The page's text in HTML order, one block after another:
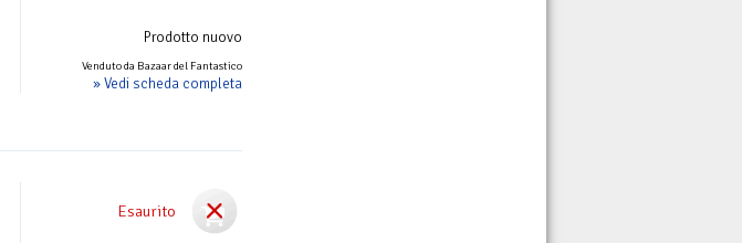
Prodotto nuovo
Venduto da Bazaar del Fantastico
» Vedi scheda completa
Esaurito